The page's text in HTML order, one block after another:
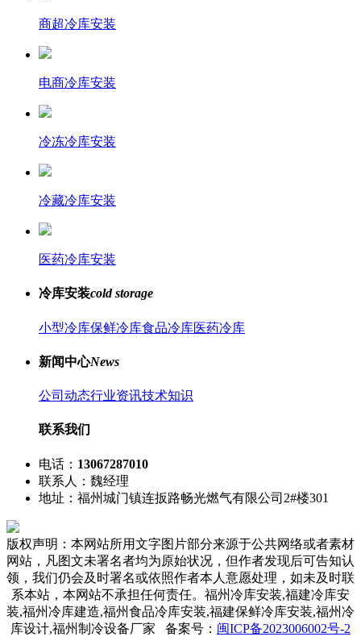
商超冷库安装
电商冷库安装
冷冻冷库安装
冷藏冷库安装
医药冷库安装
冷库安装cold storage
小型冷库保鲜冷库食品冷库医药冷库
新闻中心News
公司动态行业资讯技术知识
联系我们
电话： 13067287010
联系人：魏经理
地址：福州城门镇连扳路畅光燃气有限公司2#楼301
版权声明：本网站所用文字图片部分来源于公共网络或者素材
网站，凡图文未署名者均为原始状况，但作者发现后可告知认
领，我们仍会及时署名或依照作者本人意愿处理，如未及时联
系本站，本网站不承担任何责任。福州冷库安装,福建冷库安
装,福州冷库建造,福州食品冷库安装,福建保鲜冷库安装,福州冷
库设计,福州制冷设备厂家 备案号： 闽ICP备2023006002号-2